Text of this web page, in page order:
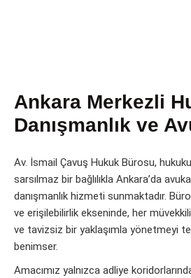
Ankara Merkezli
Danışmanlık ve
Av. İsmail Çavuş Hukuk Bürosu,
sarsılmaz bir bağlılıkla Ankara’da
danışmanlık hizmeti sunmaktadır.
ve erişilebilirlik ekseninde, her
ve tavizsiz bir yaklaşımla yönetmeyi
benimser.
Amacımız yalnızca adliye